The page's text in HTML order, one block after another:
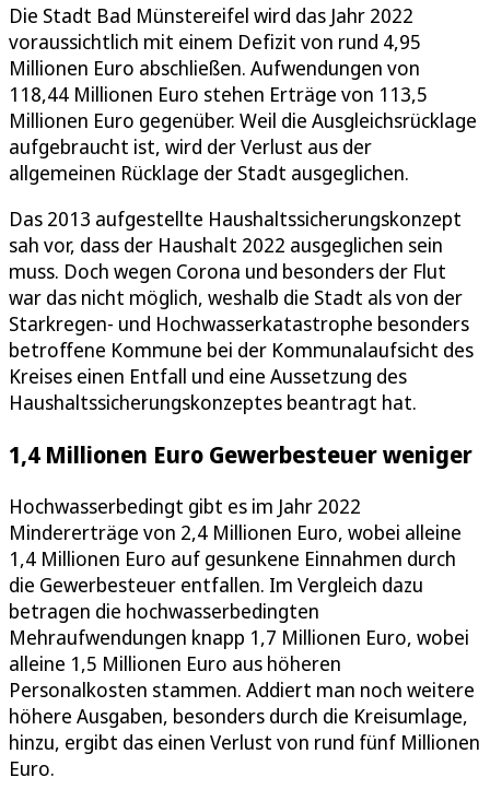
Die Stadt Bad Münstereifel wird das Jahr 2022
voraussichtlich mit einem Defizit von rund 4,95
Millionen Euro abschließen. Aufwendungen von
118,44 Millionen Euro stehen Erträge von 113,5
Millionen Euro gegenüber. Weil die Ausgleichsrücklage
aufgebraucht ist, wird der Verlust aus der
allgemeinen Rücklage der Stadt ausgeglichen.
Das 2013 aufgestellte Haushaltssicherungskonzept
sah vor, dass der Haushalt 2022 ausgeglichen sein
muss. Doch wegen Corona und besonders der Flut
war das nicht möglich, weshalb die Stadt als von der
Starkregen- und Hochwasserkatastrophe besonders
betroffene Kommune bei der Kommunalaufsicht des
Kreises einen Entfall und eine Aussetzung des
Haushaltssicherungskonzeptes beantragt hat.
1,4 Millionen Euro Gewerbesteuer weniger
Hochwasserbedingt gibt es im Jahr 2022
Mindererträge von 2,4 Millionen Euro, wobei alleine
1,4 Millionen Euro auf gesunkene Einnahmen durch
die Gewerbesteuer entfallen. Im Vergleich dazu
betragen die hochwasserbedingten
Mehraufwendungen knapp 1,7 Millionen Euro, wobei
alleine 1,5 Millionen Euro aus höheren
Personalkosten stammen. Addiert man noch weitere
höhere Ausgaben, besonders durch die Kreisumlage,
hinzu, ergibt das einen Verlust von rund fünf Millionen
Euro.